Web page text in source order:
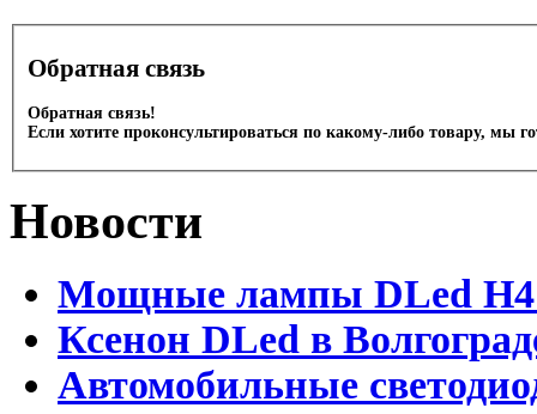
Обратная связь
Обратная связь!
Если хотите проконсультироваться по какому-либо товару, мы
Новости
Мощные лампы DLed H4
Ксенон DLed в
Автомобильные